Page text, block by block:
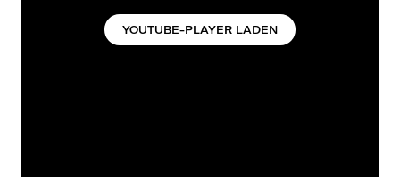
YOUTUBE-PLAYER LADEN